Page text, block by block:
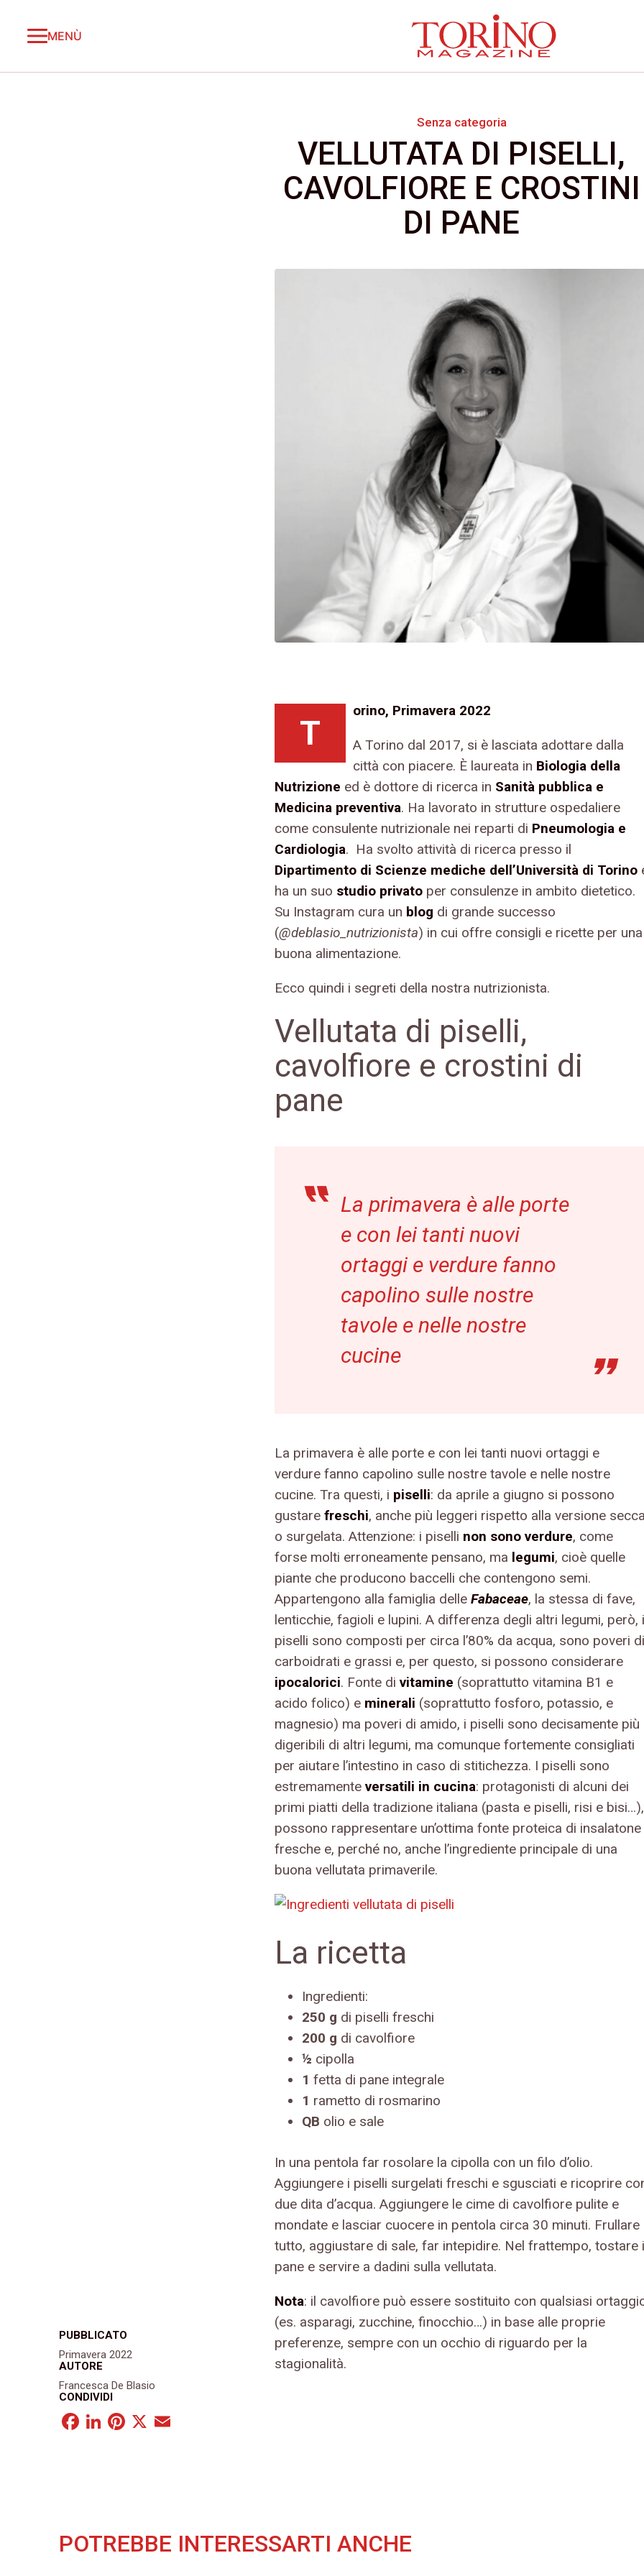
MENÙ
PUBBLICATO
Primavera 2022
AUTORE
Francesca De Blasio
CONDIVIDI
Facebook
LinkedIn
Pinterest
X
Senza categoria
VELLUTATA DI PISELLI,
CAVOLFIORE E CROSTINI
DI PANE
T
orino, Primavera 2022
A Torino dal 2017, si è lasciata adottare dalla
città con piacere. È laureata in Biologia della
Nutrizione ed è dottore di ricerca in Sanità pubblica e
Medicina preventiva. Ha lavorato in strutture ospedaliere
come consulente nutrizionale nei reparti di Pneumologia e
Cardiologia. Ha svolto attività di ricerca presso il
Dipartimento di Scienze mediche dell’Università di Torino
ha un suo studio privato per consulenze in ambito dietetico.
Su Instagram cura un blog di grande successo
(@deblasio_nutrizionista) in cui offre consigli e ricette per una
buona alimentazione.
Ecco quindi i segreti della nostra nutrizionista.
Vellutata di piselli,
cavolfiore e crostini di
pane
La primavera è alle porte
e con lei tanti nuovi
ortaggi e verdure fanno
capolino sulle nostre
tavole e nelle nostre
cucine
La primavera è alle porte e con lei tanti nuovi ortaggi e
verdure fanno capolino sulle nostre tavole e nelle nostre
cucine. Tra questi, i piselli: da aprile a giugno si possono
gustare freschi, anche più leggeri rispetto alla versione
o surgelata. Attenzione: i piselli non sono verdure, come
forse molti erroneamente pensano, ma legumi, cioè quelle
piante che producono baccelli che contengono semi.
Appartengono alla famiglia delle Fabaceae, la stessa di fave,
lenticchie, fagioli e lupini. A differenza degli altri legumi, però, i
piselli sono composti per circa l’80% da acqua, sono poveri di
carboidrati e grassi e, per questo, si possono considerare
ipocalorici. Fonte di vitamine (soprattutto vitamina B1 e
acido folico) e minerali (soprattutto fosforo, potassio, e
magnesio) ma poveri di amido, i piselli sono decisamente più
digeribili di altri legumi, ma comunque fortemente consigliati
per aiutare l’intestino in caso di stitichezza. I piselli sono
estremamente versatili in cucina: protagonisti di alcuni dei
primi piatti della tradizione italiana (pasta e piselli, risi e bisi…),
possono rappresentare un’ottima fonte proteica di insalatone
fresche e, perché no, anche l’ingrediente principale di una
buona vellutata primaverile.
La ricetta
Ingredienti:
250 g di piselli freschi
200 g di cavolfiore
½ cipolla
1 fetta di pane integrale
1 rametto di rosmarino
QB olio e sale
In una pentola far rosolare la cipolla con un filo d’olio.
Aggiungere i piselli surgelati freschi e sgusciati e ricoprire
due dita d’acqua. Aggiungere le cime di cavolfiore pulite e
mondate e lasciar cuocere in pentola circa 30 minuti. Frullare
tutto, aggiustare di sale, far intepidire. Nel frattempo, tostare
pane e servire a dadini sulla vellutata.
Nota: il cavolfiore può essere sostituito con qualsiasi
(es. asparagi, zucchine, finocchio…) in base alle proprie
preferenze, sempre con un occhio di riguardo per la
stagionalità.
POTREBBE INTERESSARTI ANCHE